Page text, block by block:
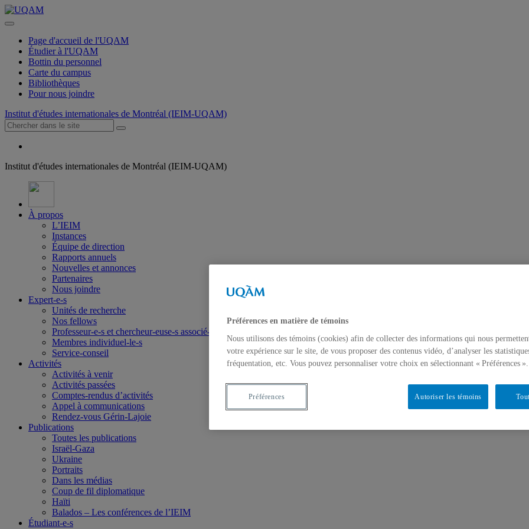
Page d'accueil de l'UQAM
Étudier à l'UQAM
Bottin du personnel
Carte du campus
Bibliothèques
Pour nous joindre
Institut d'études internationales de Montréal (IEIM-UQAM)
Institut d'études internationales de Montréal (IEIM-UQAM)
À propos
L’IEIM
Instances
Équipe de direction
Rapports annuels
Nouvelles et annonces
Partenaires
Nous joindre
Expert-e-s
Unités de recherche
Nos fellows
Professeur-e-s et chercheur-euse-s associé-e-s
Membres individuel-le-s
Service-conseil
Activités
Activités à venir
Activités passées
Comptes-rendus d’activités
Appel à communications
Rendez-vous Gérin-Lajoie
Publications
Toutes les publications
Israël-Gaza
Ukraine
Portraits
Dans les médias
Coup de fil diplomatique
Haïti
Balados – Les conférences de l’IEIM
Étudiant-e-s
Préférences en matière de témoins
Nous utilisons des témoins (cookies) afin de collecter des informations qui nous
votre expérience sur le site, de vous proposer des contenus vidéo, d’analyser les
fréquentation, etc. Vous pouvez personnaliser votre choix en sélectionnant « Préférences ».
Autoriser les témoins
Préférences